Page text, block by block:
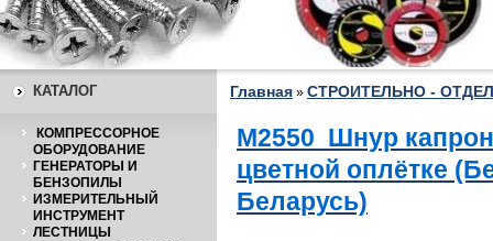
КАТАЛОГ
КОМПРЕССОРНОЕ
ОБОРУДОВАНИЕ
ГЕНЕРАТОРЫ И
БЕНЗОПИЛЫ
ИЗМЕРИТЕЛЬНЫЙ
ИНСТРУМЕНТ
ЛЕСТНИЦЫ
Главная » СТРОИТЕЛЬНО -
М2550 Шнур
цветной оплётке
Беларусь)